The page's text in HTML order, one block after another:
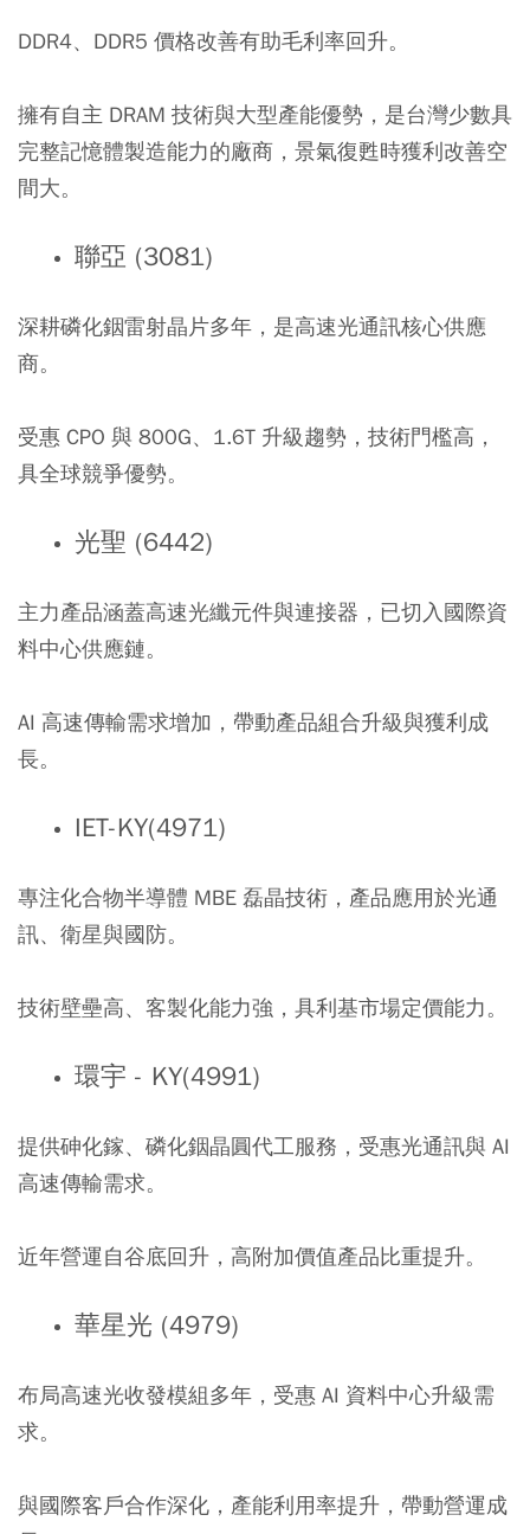
DDR4、DDR5 價格改善有助毛利率回升。
擁有自主 DRAM 技術與大型產能優勢，是台灣少數具
完整記憶體製造能力的廠商，景氣復甦時獲利改善空
間大。
聯亞 (3081)
深耕磷化銦雷射晶片多年，是高速光通訊核心供應
商。
受惠 CPO 與 800G、1.6T 升級趨勢，技術門檻高，
具全球競爭優勢。
光聖 (6442)
主力產品涵蓋高速光纖元件與連接器，已切入國際資
料中心供應鏈。
AI 高速傳輸需求增加，帶動產品組合升級與獲利成
長。
IET-KY(4971)
專注化合物半導體 MBE 磊晶技術，產品應用於光通
訊、衛星與國防。
技術壁壘高、客製化能力強，具利基市場定價能力。
環宇 - KY(4991)
提供砷化鎵、磷化銦晶圓代工服務，受惠光通訊與 AI
高速傳輸需求。
近年營運自谷底回升，高附加價值產品比重提升。
華星光 (4979)
布局高速光收發模組多年，受惠 AI 資料中心升級需
求。
與國際客戶合作深化，產能利用率提升，帶動營運成